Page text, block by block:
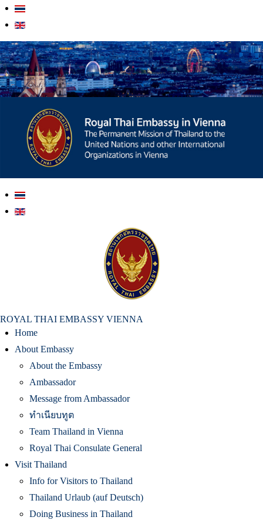
ROYAL THAI EMBASSY VIENNA
Home
About Embassy
About the Embassy
Ambassador
Message from Ambassador
ทำเนียบทูต
Team Thailand in Vienna
Royal Thai Consulate General
Visit Thailand
Info for Visitors to Thailand
Thailand Urlaub (auf Deutsch)
Doing Business in Thailand